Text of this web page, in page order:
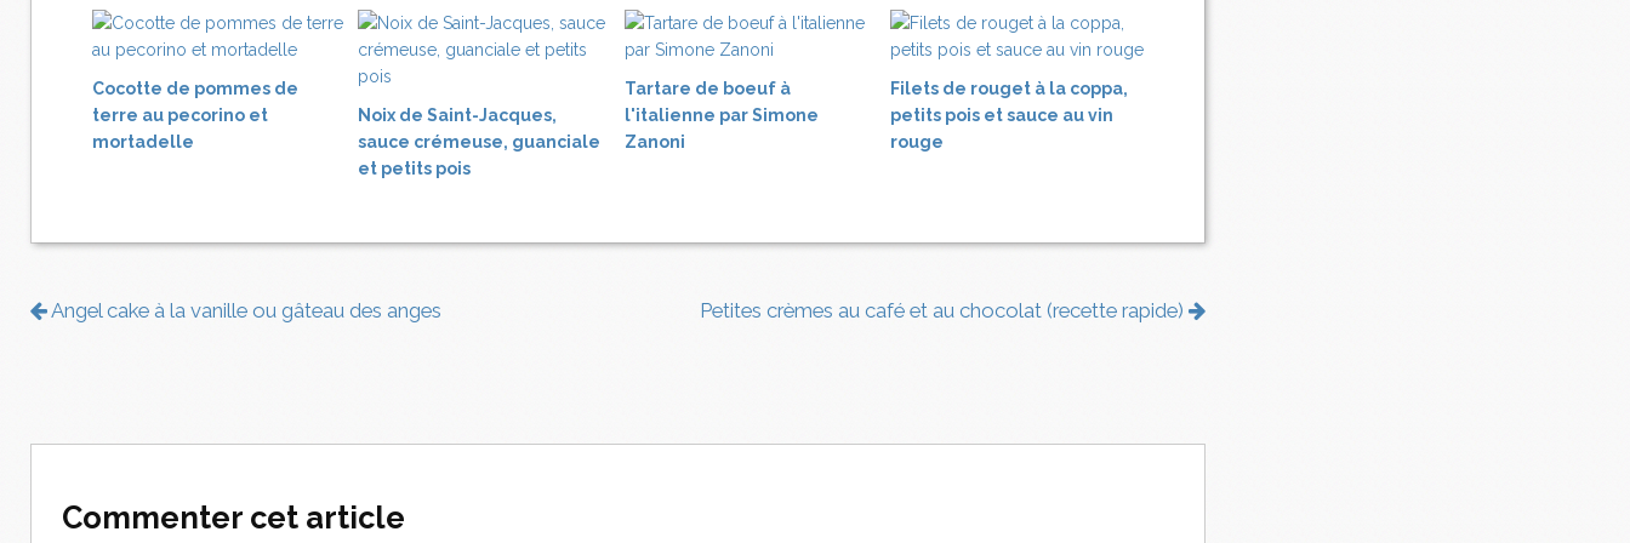
Cocotte de pommes de
terre au pecorino et
mortadelle
Noix de Saint-Jacques,
sauce crémeuse, guanciale
et petits pois
Tartare de boeuf à
l'italienne par Simone
Zanoni
Filets de rouget à la coppa,
petits pois et sauce au vin
rouge
Angel cake à la vanille ou gâteau des anges Petites crèmes au café et au chocolat (recette rapide)
Commenter cet article